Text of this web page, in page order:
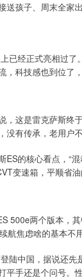
送孩子、周末全家
已经正式亮相过
科技感也到位了
，这是雷克萨斯终
没有传承，老用户
ES的核心看点，“
变速箱，平顺省
500e两个版本，
航焦虑啥的基本不
陆中国，据说还
手还是个问号。